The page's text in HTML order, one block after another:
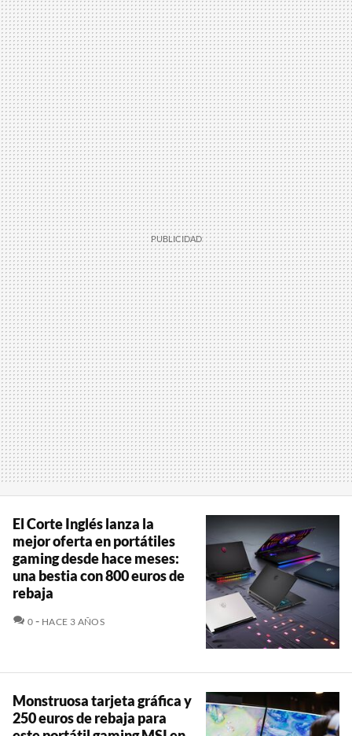
El Corte Inglés lanza la
mejor oferta en portátiles
gaming desde hace meses:
una bestia con 800 euros de
rebaja
0 COMENTARIOS
HACE 3 AÑOS
Monstruosa tarjeta gráfica y
250 euros de rebaja para